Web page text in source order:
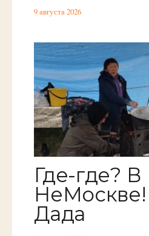
9 августа 2026
Где-где? В
Дада